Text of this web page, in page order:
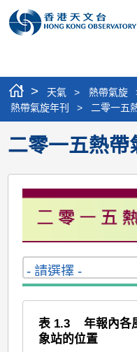
> 天氣 > 熱帶氣旋
熱帶氣旋年刊
> 二零一五
二零一五熱帶
表 1.3 年報內各
象站的位置